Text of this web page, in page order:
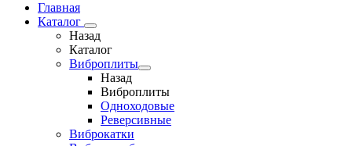
Главная
Каталог
Назад
Каталог
Виброплиты
Назад
Виброплиты
Одноходовые
Реверсивные
Виброкатки